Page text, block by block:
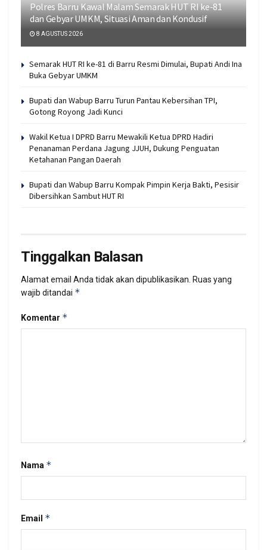
Polres Barru Kawal Malam Semarak HUT RI ke-81
dan Gebyar UMKM, Situasi Aman dan Kondusif
8 AGUSTUS 2026
Semarak HUT RI ke-81 di Barru Resmi Dimulai, Bupati Andi Ina
Buka Gebyar UMKM
Bupati dan Wabup Barru Turun Pantau Kebersihan TPI,
Gotong Royong Jadi Kunci
Wakil Ketua I DPRD Barru Mewakili Ketua DPRD Hadiri
Penanaman Perdana Jagung JJUH, Dukung Penguatan
Ketahanan Pangan Daerah
Bupati dan Wabup Barru Kompak Pimpin Kerja Bakti, Pesisir
Dibersihkan Sambut HUT RI
Tinggalkan Balasan
Alamat email Anda tidak akan dipublikasikan. Ruas yang
wajib ditandai *
Komentar *
Nama *
Email *